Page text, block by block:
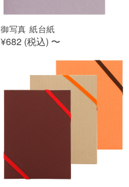
御写真 紙台紙
¥682 (税込) 〜